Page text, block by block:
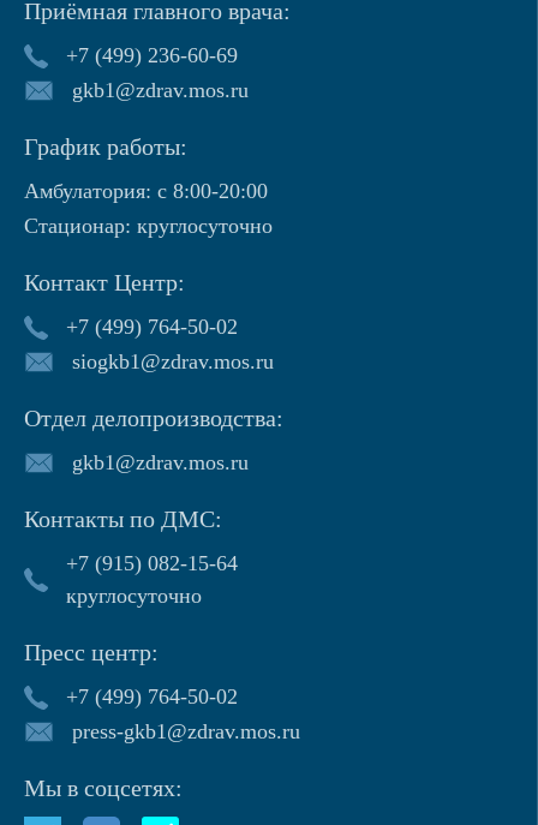
Приёмная главного врача:
+7 (499) 236-60-69
gkb1@zdrav.mos.ru
График работы:
Амбулатория: с 8:00-20:00
Стационар: круглосуточно
Контакт Центр:
+7 (499) 764-50-02
siogkb1@zdrav.mos.ru
Отдел делопроизводства:
gkb1@zdrav.mos.ru
Контакты по ДМС:
+7 (915) 082-15-64
круглосуточно
Пресс центр:
+7 (499) 764-50-02
press-gkb1@zdrav.mos.ru
Мы в соцсетях: